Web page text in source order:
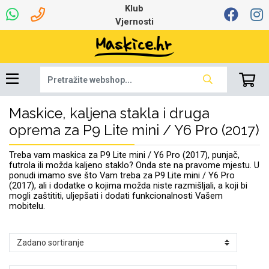
Klub
Vjernosti
Maskice, kaljena stakla i druga
oprema za P9 Lite mini / Y6 Pro (2017)
Treba vam maskica za P9 Lite mini / Y6 Pro (2017), punjač,
futrola ili možda kaljeno staklo? Onda ste na pravome mjestu. U
ponudi imamo sve što Vam treba za P9 Lite mini / Y6 Pro
(2017), ali i dodatke o kojima možda niste razmišljali, a koji bi
mogli zaštititi, uljepšati i dodati funkcionalnosti Vašem
mobitelu.
Dinamo maskice za
mobitel
Robotski usisavači Stolne lampe
Ventilatori
Najprodavanije -
TOP 100
Šarene maskice
Ljetna kolekcija Proljetna kolekcija
Winter
Univerzalna oprema
za tablet
7.0 - 8.0 inča 8.0 - 9.0 inča
9.0 - 10.0 inča
Oprema za Lenovo
tablet
Igračke i ostalo
Selfie Stick Držači za auto
Držači za stol
Punjači Bežični punjači
Autopunjači
Mikrofoni Bluetooth slušalice
Žičane slušalice
Pametni Satovi
Memorije i
memorijske kartice
Watch
Auto Kamere
Podloga za miš Tipkovnice i miševi
Web kamere i
Punjači za laptope
Ruksaci i torbice Razno